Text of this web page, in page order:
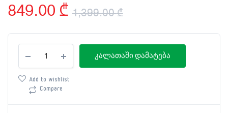
1,399.00₾
Original
price
1,399.00 ₾.
849.00 ₾
Current
price
849.00 ₾.
298ლიტრი
Hisense
FC39DD-
SILVER
კალათაში დამატება
Add to wishlist
Compare